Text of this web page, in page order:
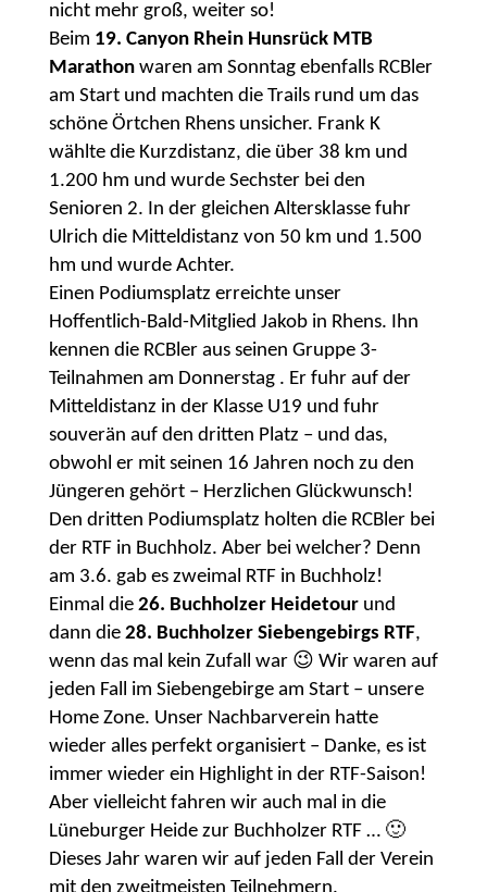
nicht mehr groß, weiter so!
Beim 19. Canyon Rhein Hunsrück MTB
Marathonwaren am Sonntag ebenfalls RCBler
am Start und machten die Trails rund um das
schöne Örtchen Rhens unsicher. Frank K
wählte die Kurzdistanz, die über 38 km und
1.200 hm und wurde Sechster bei den
Senioren 2. In der gleichen Altersklasse fuhr
Ulrich die Mitteldistanz von 50 km und 1.500
hm und wurde Achter.
Einen Podiumsplatz erreichte unser
Hoffentlich-Bald-Mitglied Jakob in Rhens. Ihn
kennen die RCBler aus seinen Gruppe 3-
Teilnahmen am Donnerstag . Er fuhr auf der
Mitteldistanz in der Klasse U19 und fuhr
souverän auf den dritten Platz – und das,
obwohl er mit seinen 16 Jahren noch zu den
Jüngeren gehört – Herzlichen Glückwunsch!
Den dritten Podiumsplatz holten die RCBler bei
der RTF in Buchholz. Aber bei welcher? Denn
am 3.6. gab es zweimal RTF in Buchholz!
Einmal die 26. Buchholzer Heidetourund
dann die 28. Buchholzer Siebengebirgs RTF,
wenn das mal kein Zufall war 😉 Wir waren auf
jeden Fall im Siebengebirge am Start – unsere
Home Zone. Unser Nachbarverein hatte
wieder alles perfekt organisiert – Danke, es ist
immer wieder ein Highlight in der RTF-Saison!
Aber vielleicht fahren wir auch mal in die
Lüneburger Heide zur Buchholzer RTF … 🙂
Dieses Jahr waren wir auf jeden Fall der Verein